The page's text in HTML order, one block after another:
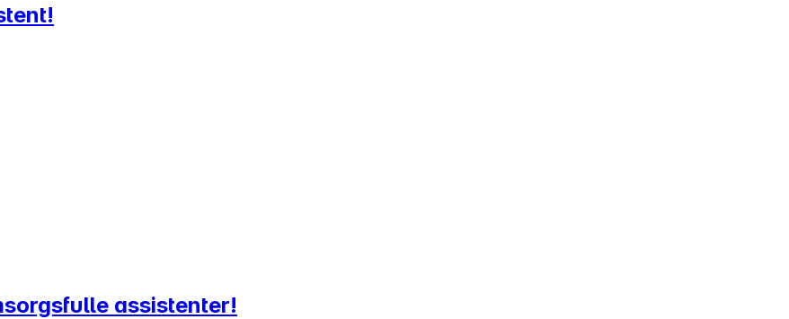
assistenter!